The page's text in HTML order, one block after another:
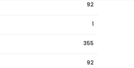
92
1
355
92